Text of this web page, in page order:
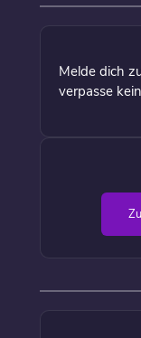
Melde dich
verpasse